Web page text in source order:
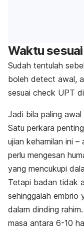
Waktu sesuai
Sudah tentulah
boleh detect awal,
sesuai check UPT
Jadi bila paling awal
Satu perkara
ujian kehamilan ini –
perlu mengesan
yang mencukupi
Tetapi badan tidak
sehinggalah embrio
dalam dinding
masa antara 6-10